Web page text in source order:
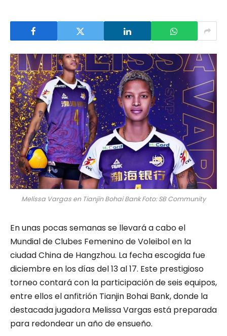
Melissa Vargas en Tianjin Bohai Bank Foto: SB Community
En unas pocas semanas se llevará a cabo el
Mundial de Clubes Femenino de Voleibol en la
ciudad China de Hangzhou. La fecha escogida fue
diciembre en los días del 13 al 17. Este prestigioso
torneo contará con la participación de seis equipos,
entre ellos el anfitrión Tianjin Bohai Bank, donde la
destacada jugadora Melissa Vargas está preparada
para redondear un año de ensueño.